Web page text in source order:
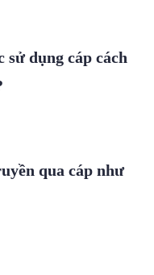
sử dụng cáp cách
qua cáp như